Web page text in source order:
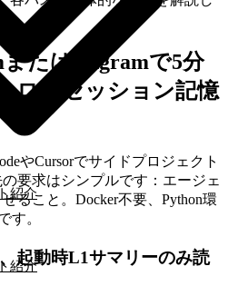
紹介
紹介
たはEngramで5分
ロスセッション記憶
やCursorでサイドプロジェクト
要求はシンプルです：エージェ
ること。Docker不要、Python環
す。
起動時L1サマリーのみ読